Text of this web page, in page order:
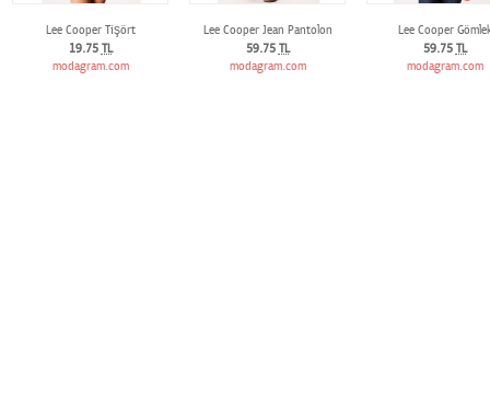
Lee Cooper Tişört
19.75 TL
modagram.com
Lee Cooper Jean Pantolon
59.75 TL
modagram.com
Lee Cooper
59.75 TL
modagram.com